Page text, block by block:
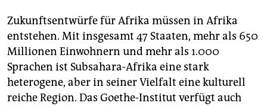
Zukunftsentwürfe für Afrika müssen in Afrika
entstehen. Mit insgesamt 47 Staaten, mehr als 650
Millionen Einwohnern und mehr als 1.000
Sprachen ist Subsahara-Afrika eine stark
heterogene, aber in seiner Vielfalt eine kulturell
reiche Region. Das Goethe-Institut verfügt auch